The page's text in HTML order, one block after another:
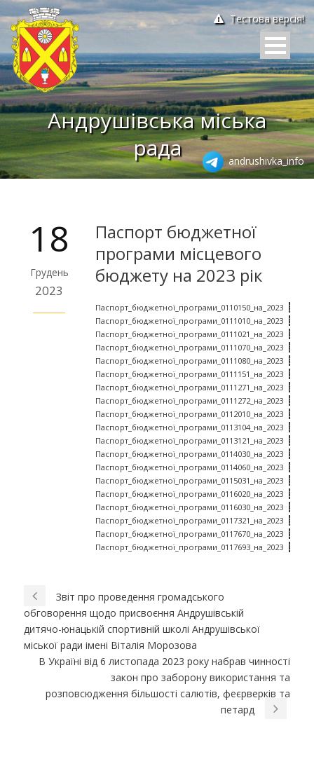
Тестова версія!
Андрушівська міська
рада
andrushivka_info
18
Грудень
2023
Паспорт бюджетної
програми місцевого
бюджету на 2023 рік
Паспорт_бюджетної_програми_0110150_на_2023
Паспорт_бюджетної_програми_0111010_на_2023
Паспорт_бюджетної_програми_0111021_на_2023
Паспорт_бюджетної_програми_0111070_на_2023
Паспорт_бюджетної_програми_0111080_на_2023
Паспорт_бюджетної_програми_0111151_на_2023
Паспорт_бюджетної_програми_0111271_на_2023
Паспорт_бюджетної_програми_0111272_на_2023
Паспорт_бюджетної_програми_0112010_на_2023
Паспорт_бюджетної_програми_0113104_на_2023
Паспорт_бюджетної_програми_0113121_на_2023
Паспорт_бюджетної_програми_0114030_на_2023
Паспорт_бюджетної_програми_0114060_на_2023
Паспорт_бюджетної_програми_0115031_на_2023
Паспорт_бюджетної_програми_0116020_на_2023
Паспорт_бюджетної_програми_0116030_на_2023
Паспорт_бюджетної_програми_0117321_на_2023
Паспорт_бюджетної_програми_0117670_на_2023
Паспорт_бюджетної_програми_0117693_на_2023
Звіт про проведення громадського
обговорення щодо присвоєння Андрушівській
дитячо-юнацькій спортивній школі Андрушівської
міської ради імені Віталія Морозова
В Україні від 6 листопада 2023 року набрав чинності
закон про заборону використання та
розповсюдження більшості салютів, феєрверків та
петард